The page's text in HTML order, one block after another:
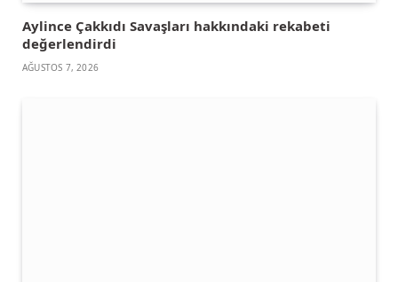
Aylince Çakkıdı Savaşları hakkındaki rekabeti
değerlendirdi
AĞUSTOS 7, 2026